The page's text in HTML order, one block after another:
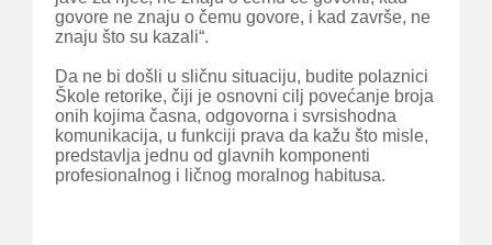
govore ne znaju o čemu govore, i kad završe, ne
znaju što su kazali“.
Da ne bi došli u sličnu situaciju, budite polaznici
Škole retorike, čiji je osnovni cilj povećanje broja
onih kojima časna, odgovorna i svrsishodna
komunikacija, u funkciji prava da kažu što misle,
predstavlja jednu od glavnih komponenti
profesionalnog i ličnog moralnog habitusa.